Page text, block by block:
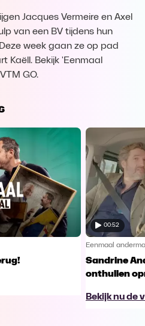
Jacques Vermeire en Axel
van een BV tijdens hun
week gaan ze op pad
Kaëll. Bekijk 'Eenmaal
GO.
00:52
Eenmaal
Sandrine
onthullen
Bekijk nu de